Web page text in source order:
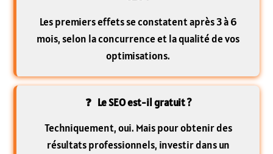
Les premiers effets se constatent après 3 à 6
mois, selon la concurrence et la qualité de vos
optimisations.
Le SEO est-il gratuit ?
Techniquement, oui. Mais pour obtenir des
résultats professionnels, investir dans un